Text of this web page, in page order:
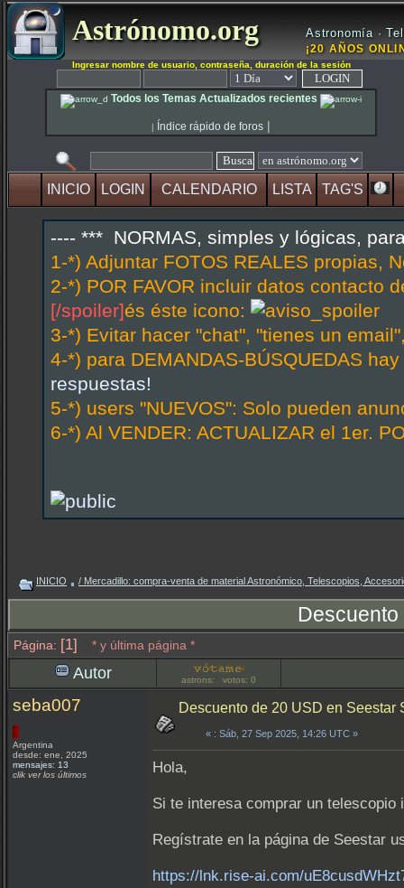
Astrónomo.org Astronomía ·
¡20 AÑOS
Ingresar nombre de usuario, contraseña, duración de la sesión
Todos los Temas Actualizados recientes
| Índice rápido de foros |
INICIO LOGIN CALENDARIO LISTA TAG'S
---- *** NORMAS, simples y lógicas,
1-*) Adjuntar FOTOS REALES propias,
2-*) POR FAVOR incluir datos contacto
[/spoiler]és éste icono:
3-*) Evitar hacer "chat", "tienes un
4-*) para DEMANDAS-BÚSQUEDAS
respuestas!
5-*) users "NUEVOS": Solo pueden
6-*) Al VENDER: ACTUALIZAR el 1er.
INICIO / Mercadillo: compra-venta de material Astronómico, Telescopios,
Página: [1] * y última página *
Autor astrons: votos: 0
seba007
Argentina
desde: ene, 2025
mensajes: 13
clik ver los últimos
Descuento de 20 USD en Seestar
« : Sáb, 27 Sep 2025, 14:26 UTC »
Hola,
Si te interesa comprar un telescopio
Regístrate en la página de Seestar
https://lnk.rise-ai.com/